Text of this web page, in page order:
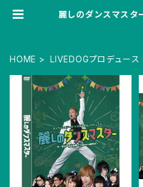
麗しのダンスマス
HOME LIVEDOGプロデュース